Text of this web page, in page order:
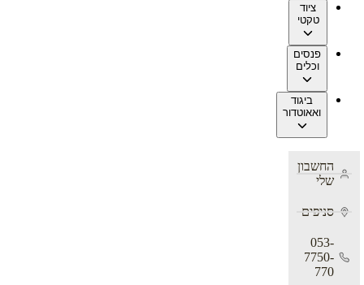
ציוד
טקטי
פנסים
וכלים
ביגוד
ואאוטדור
החשבון
שלי
סניפים
053-
7750-
770